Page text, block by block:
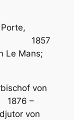
1857
Mans;
von
–
von